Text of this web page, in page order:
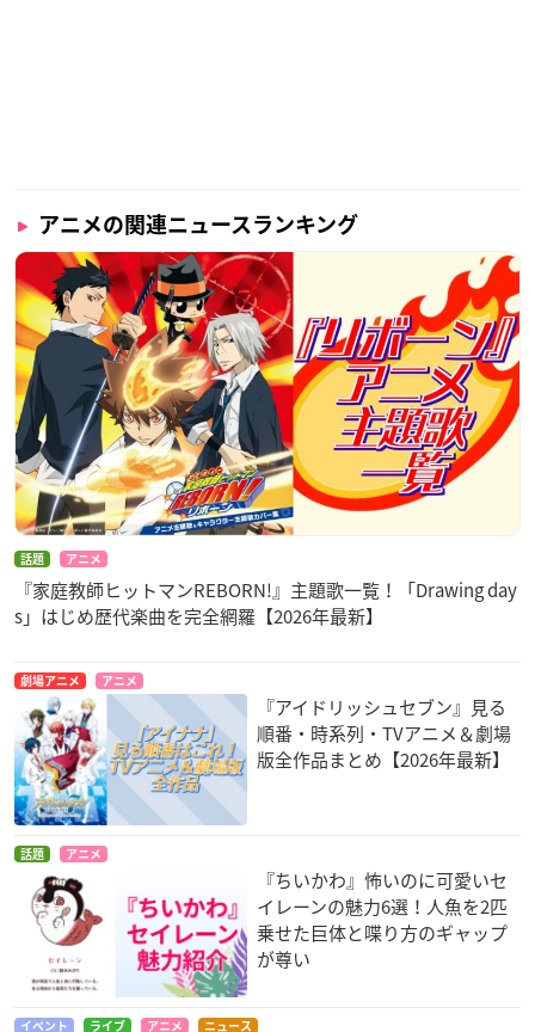
アニメの関連ニュースランキング
話題 アニメ
『家庭教師ヒットマンREBORN!』主題歌一覧！「Drawing day
s」はじめ歴代楽曲を完全網羅【2026年最新】
劇場アニメ アニメ
『アイドリッシュセブン』見る
順番・時系列・TVアニメ＆劇場
版全作品まとめ【2026年最新】
話題 アニメ
『ちいかわ』怖いのに可愛いセ
イレーンの魅力6選！人魚を2匹
乗せた巨体と喋り方のギャップ
が尊い
イベント ライブ アニメ ニュース